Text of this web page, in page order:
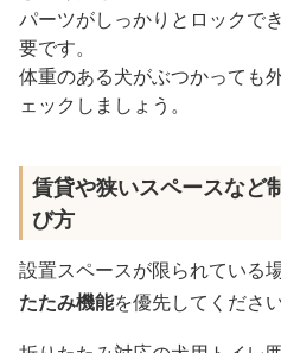
パーツがしっかりとロックで
要です。
体重のある犬がぶつかっても
ェックしましょう。
賃貸や狭いスペースなど
び方
設置スペースが限られている場
たたみ機能を優先してください